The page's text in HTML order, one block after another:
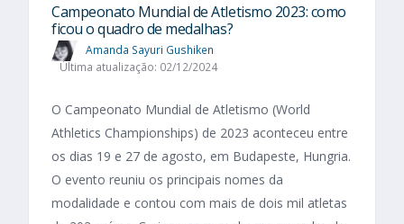
Campeonato Mundial de Atletismo 2023: como
ficou o quadro de medalhas?
Amanda Sayuri Gushiken
Última atualização: 02/12/2024
O Campeonato Mundial de Atletismo (World
Athletics Championships) de 2023 aconteceu entre
os dias 19 e 27 de agosto, em Budapeste, Hungria.
O evento reuniu os principais nomes da
modalidade e contou com mais de dois mil atletas